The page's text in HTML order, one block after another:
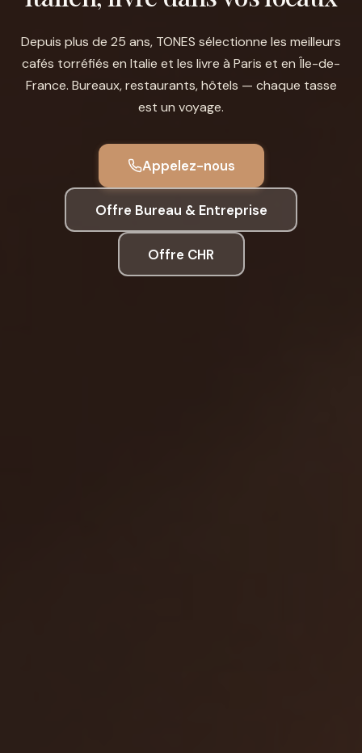
Depuis plus de 25 ans, TONES sélectionne les meilleurs
cafés torréfiés en Italie et les livre à Paris et en Île-de-
France. Bureaux, restaurants, hôtels — chaque tasse
est un voyage.
Appelez-nous
Offre Bureau & Entreprise
Offre CHR